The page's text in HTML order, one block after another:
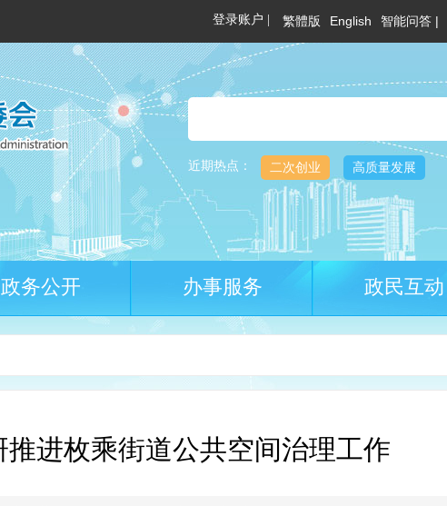
繁體版 English 智能问答 |
近期热点： 二次创业 高质量发展
政务公开 办事服务 政民互动
推进枚乘街道公共空间治理工作